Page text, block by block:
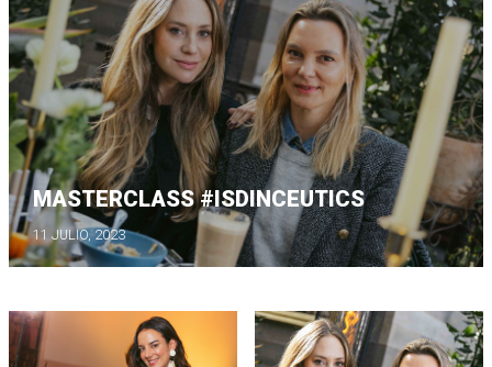
MASTERCLASS #ISDINCEUTICS
11 JULIO, 2023